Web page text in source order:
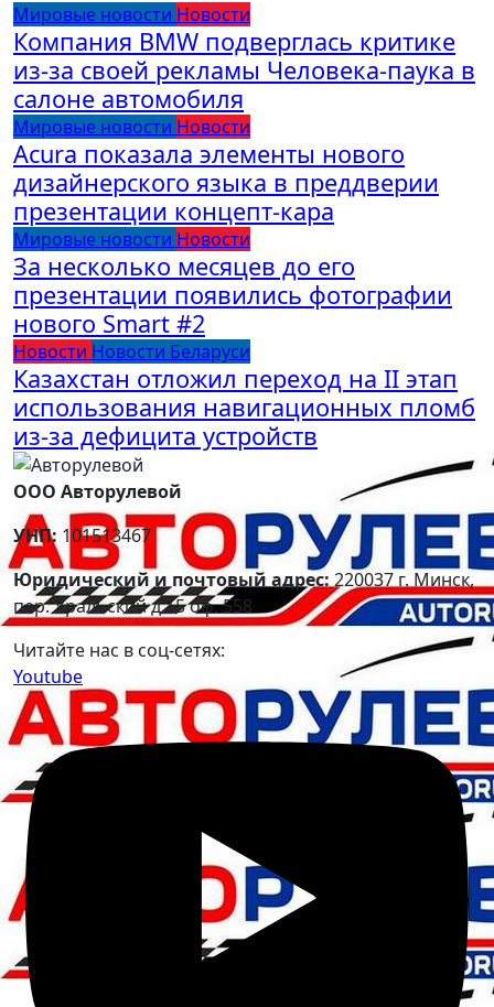
Мировые новости Новости
Компания BMW подверглась критике
из-за своей рекламы Человека-паука в
салоне автомобиля
Мировые новости Новости
Acura показала элементы нового
дизайнерского языка в преддверии
презентации концепт-кара
Мировые новости Новости
За несколько месяцев до его
презентации появились фотографии
нового Smart #2
Новости Новости Беларуси
Казахстан отложил переход на II этап
использования навигационных пломб
из-за дефицита устройств
ООО Авторулевой
УНП: 101513467
Юридический и почтовый адрес:220037 г. Минск,
пер. Уральский д.15 оф. 558
Читайте нас в соц-сетях:
Youtube